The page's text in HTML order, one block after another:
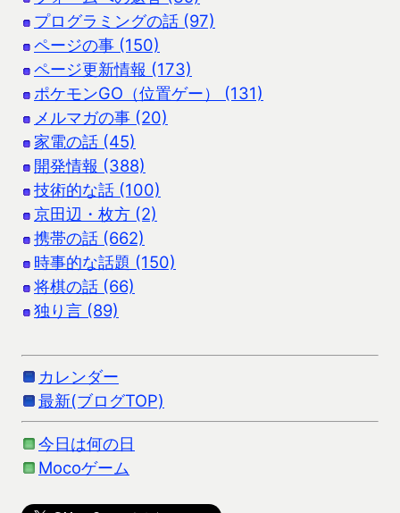
プログラミングの話 (97)
ページの事 (150)
ページ更新情報 (173)
ポケモンGO（位置ゲー） (131)
メルマガの事 (20)
家電の話 (45)
開発情報 (388)
技術的な話 (100)
京田辺・枚方 (2)
携帯の話 (662)
時事的な話題 (150)
将棋の話 (66)
独り言 (89)
カレンダー
最新(ブログTOP)
今日は何の日
Mocoゲーム